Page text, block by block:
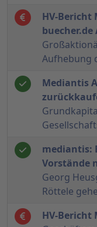
HV-Bericht
buecher.de
Aufhebung
Mediantis
mediantis:
Vorstände
Georg
Röttele
HV-Bericht